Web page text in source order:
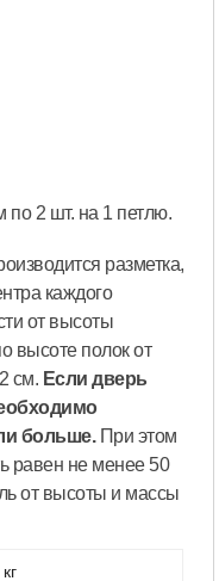
по 2 шт. на 1 петлю.
разметка,
каждого
от высоты
высоте полок от
см. Если дверь
больше.При этом
равен не менее 50
от высоты и массы